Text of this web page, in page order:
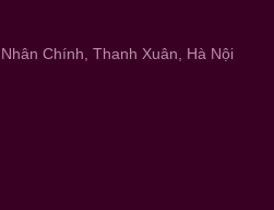
Chính, Thanh Xuân, Hà Nội